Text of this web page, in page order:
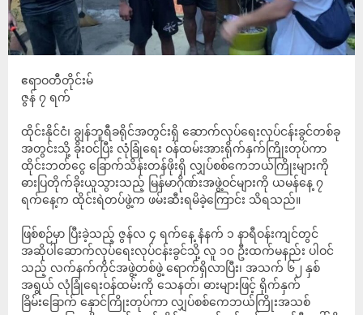
ဧရာဝတီတိုင်းမ်
ဇွန် ၇ ရက်
ထိုင်းနိုင်ငံ၊ ချွန်ဘူရီခရိုင်အတွင်းရှိ ဆောက်လုပ်ရေးလုပ်ငန်းခွင်တစ်ခု
အတွင်းသို့ ခိုးဝင်ပြီး လုံခြုံရေး ဝန်ထမ်းအားရိုက်နှက်ကြိုးတုပ်ကာ
ထိုင်းဘတ်ငွေ ခြောက်သိန်းတန်ဖိုးရှိ လျှပ်စစ်ကေဘယ်ကြိုးများကို
ဓားပြတိုက်ခိုးယူသွားသည့် မြန်မာဂိုဏ်းအဖွဲ့ဝင်များကို ယမန်နေ့ ၇
ရက်နေ့က ထိုင်းရဲတပ်ဖွဲ့က ဖမ်းဆီးရမိခဲ့ကြောင်း သိရသည်။
ဖြစ်စဉ်မှာ ပြီးခဲ့သည့် ဇွန်လ ၄ ရက်နေ့ နံနက် ၁ နာရီဝန်းကျင်တွင်
အဆိုပါဆောက်လုပ်ရေးလုပ်ငန်းခွင်သို့ လူ ၁၀ ဦးထက်မနည်း ပါဝင်
သည့် လက်နက်ကိုင်အဖွဲ့တစ်ဖွဲ့ ရောက်ရှိလာပြီး၊ အသက် ၆၂ နှစ်
အရွယ် လုံခြုံရေးဝန်ထမ်းကို သေနတ်၊ ဓားများဖြင့် ရိုက်နှက်
ခြိမ်းခြောက် နှောင်ကြိုးတုပ်ကာ လျှပ်စစ်ကေဘယ်ကြိုးအသစ်